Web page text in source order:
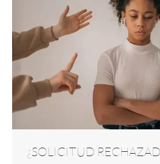
¿SOLICITUD